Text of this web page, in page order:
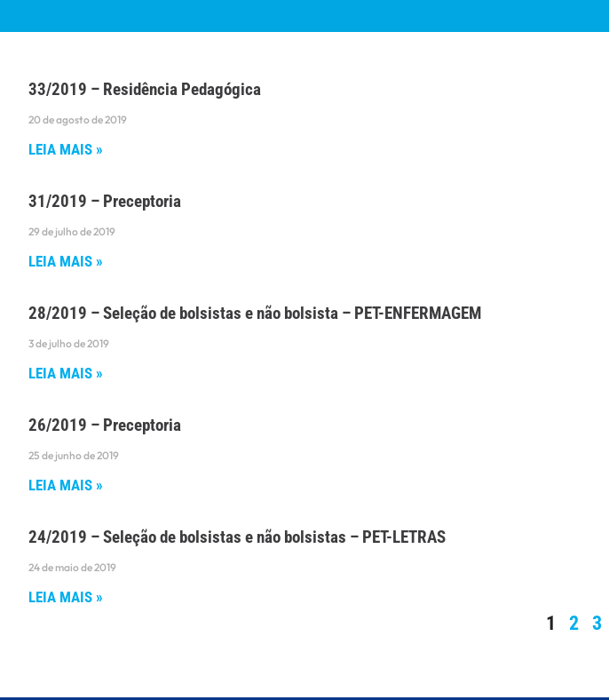
33/2019 – Residência Pedagógica
20 de agosto de 2019
LEIA MAIS »
31/2019 – Preceptoria
29 de julho de 2019
LEIA MAIS »
28/2019 – Seleção de bolsistas e não bolsista – PET-ENFERMAGEM
3 de julho de 2019
LEIA MAIS »
26/2019 – Preceptoria
25 de junho de 2019
LEIA MAIS »
24/2019 – Seleção de bolsistas e não bolsistas – PET-LETRAS
24 de maio de 2019
LEIA MAIS »
1 2 3